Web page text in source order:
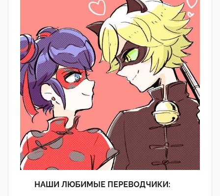
НАШИ ЛЮБИМЫЕ ПЕРЕВОДЧИКИ: